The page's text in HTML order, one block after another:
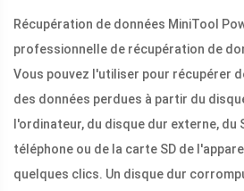
Récupération de données MiniTool
professionnelle de récupération de
Vous pouvez l'utiliser pour récupérer
des données perdues à partir du
l'ordinateur, du disque dur externe, du
téléphone ou de la carte SD de
quelques clics. Un disque dur